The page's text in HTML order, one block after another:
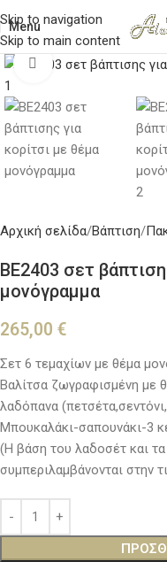
Skip to navigation
Skip to main content
Menu
Κλικ για μεγέθυνση
Αρχική σελίδα Βάπτιση
BE2403 σετ
μονόγραμμα
265,00 €
Σετ 6 τεμαχίων με θέμα
Βαλίτσα ζωγραφισμένη με
λαδόπανα
Μπουκαλάκι-σαπουνάκι-3
(Η βάση του λαδοσέτ και τα
συμπεριλαμβάνονται στην